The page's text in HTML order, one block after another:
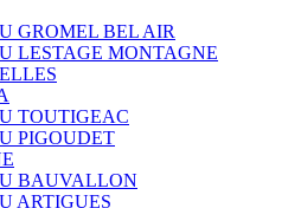
GROMEL BEL AIR
LESTAGE MONTAGNE
TOUTIGEAC
PIGOUDET
BAUVALLON
ARTIGUES